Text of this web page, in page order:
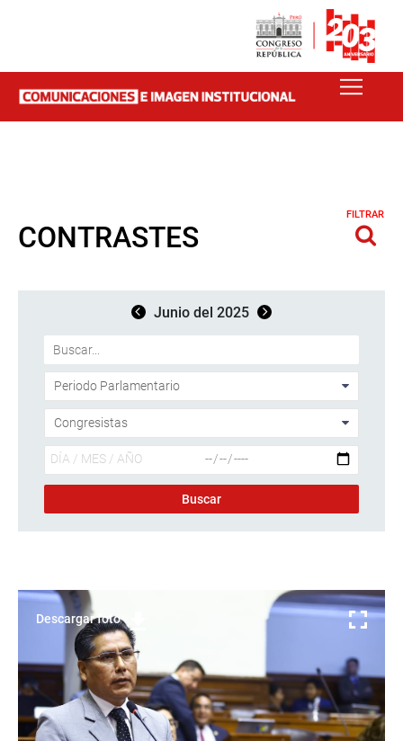
CONTRASTES
FILTRAR
Junio del 2025
Descargar foto